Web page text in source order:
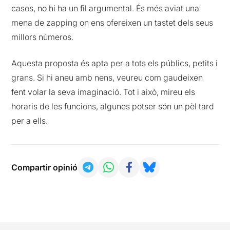
casos, no hi ha un fil argumental. És més aviat una
mena de zapping on ens ofereixen un tastet dels seus
millors números.
Aquesta proposta és apta per a tots els públics, petits i
grans. Si hi aneu amb nens, veureu com gaudeixen
fent volar la seva imaginació. Tot i això, mireu els
horaris de les funcions, algunes potser són un pèl tard
per a ells.
Compartir opinió